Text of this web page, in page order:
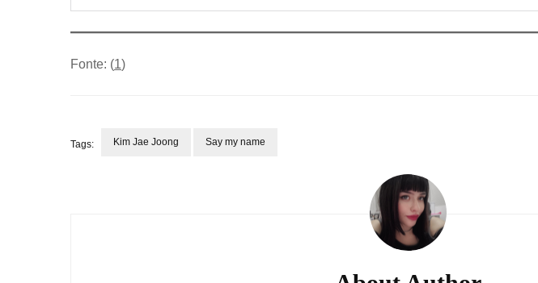
Fonte: (1)
Tags: Kim Jae Joong Say my name